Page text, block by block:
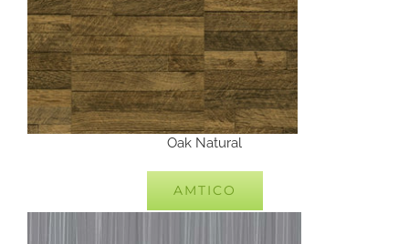
Oak Natural
AMTICO